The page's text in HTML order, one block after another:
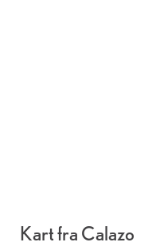
Kart fra Calazo